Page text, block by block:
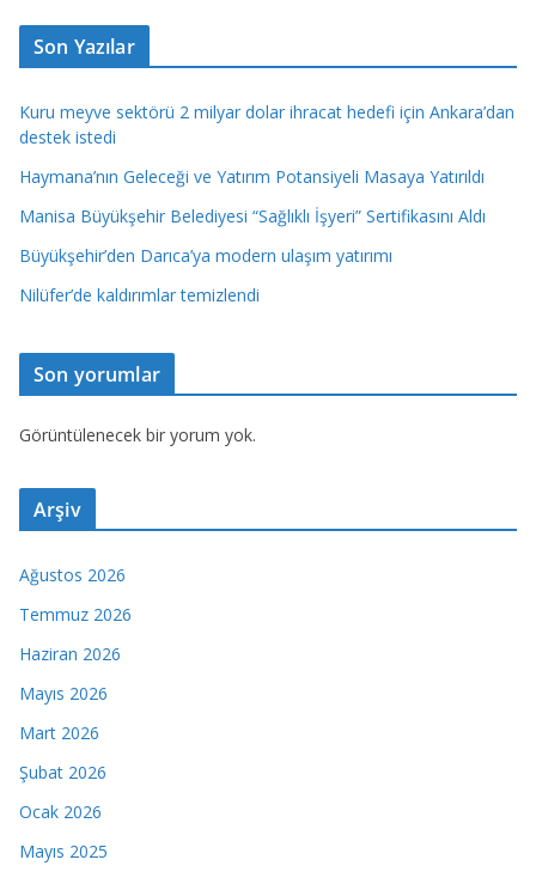
Son Yazılar
Kuru meyve sektörü 2 milyar dolar ihracat hedefi için Ankara’dan
destek istedi
Haymana’nın Geleceği ve Yatırım Potansiyeli Masaya Yatırıldı
Manisa Büyükşehir Belediyesi “Sağlıklı İşyeri” Sertifikasını Aldı
Büyükşehir’den Darıca’ya modern ulaşım yatırımı
Nilüfer’de kaldırımlar temizlendi
Son yorumlar
Görüntülenecek bir yorum yok.
Arşiv
Ağustos 2026
Temmuz 2026
Haziran 2026
Mayıs 2026
Mart 2026
Şubat 2026
Ocak 2026
Mayıs 2025